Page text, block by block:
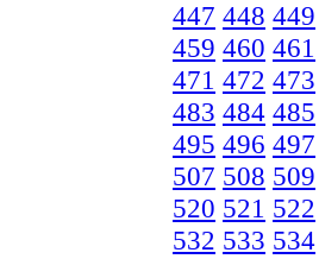
447 448 449
459 460 461
471 472 473
483 484 485
495 496 497
507 508 509
520 521 522
532 533 534